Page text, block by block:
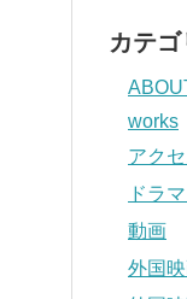
カテゴ
works
アク
ドラ
動画
外国